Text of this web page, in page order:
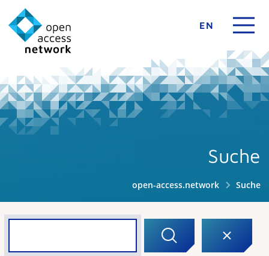
EN
Suche
open-access.network Suche